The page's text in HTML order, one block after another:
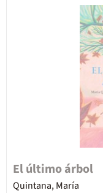
El último árbol
Quintana, María